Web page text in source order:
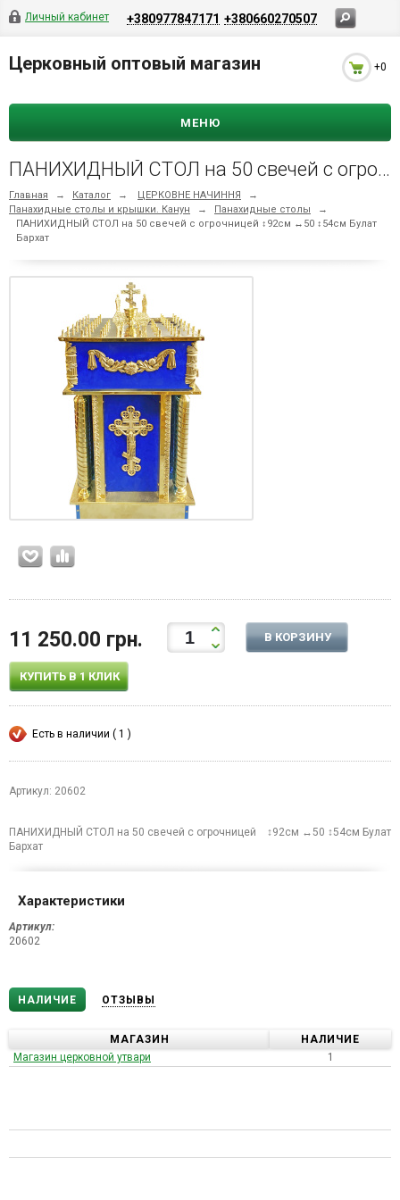
Личный кабинет +380977847171 +380660270507
Церковный оптовый магазин +0
МЕНЮ
ПАНИХИДНЫЙ СТОЛ на 50 свечей с огрочницей ↕92см ↔50 ↕54см Булат Бархат
Главная → Каталог → ЦЕРКОВНЕ НАЧИННЯ
→
Панахидные столы и крышки. Канун
→ Панахидные столы
→
ПАНИХИДНЫЙ СТОЛ на 50 свечей с огрочницей ↕92см ↔50 ↕54см Булат
Бархат
11 250.00 грн. В КОРЗИНУ
КУПИТЬ В 1 КЛИК
Есть в наличии ( 1 )
Артикул: 20602
ПАНИХИДНЫЙ СТОЛ на 50 свечей с огрочницей ↕92см ↔50 ↕54см Булат
Бархат
Характеристики
Артикул:
20602
НАЛИЧИЕ ОТЗЫВЫ
МАГАЗИН
НАЛИЧИЕ
Магазин церковной утвари
1